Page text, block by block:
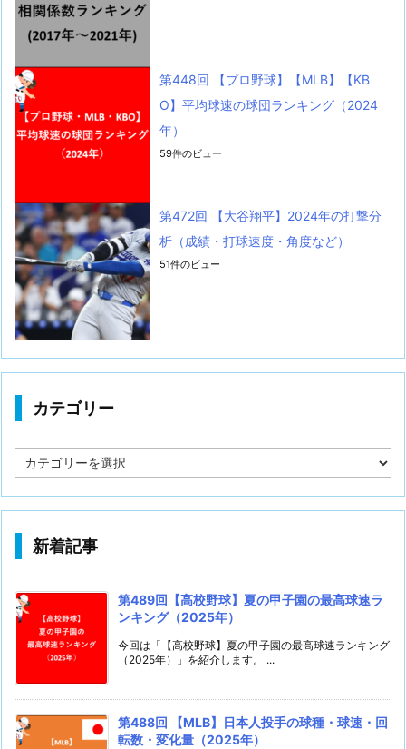
第448回 【プロ野球】【MLB】【KB
O】平均球速の球団ランキング（2024
年）
59件のビュー
第472回 【大谷翔平】2024年の打撃分
析（成績・打球速度・角度など）
51件のビュー
カテゴリー
テ
リ
新着記事
第489回【高校野球】夏の甲子園の最高球速ラ
ンキング（2025年）
今回は「【高校野球】夏の甲子園の最高球速ランキング
（2025年）」を紹介します。 ...
第488回 【MLB】日本人投手の球種・球速・回
転数・変化量（2025年）